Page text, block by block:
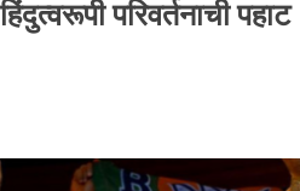
परिवर्तनाची पहाट